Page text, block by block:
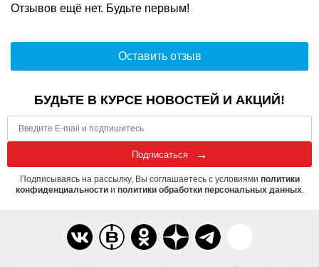
Отзывов ещё нет. Будьте первым!
Оставить отзыв
БУДЬТЕ В КУРСЕ НОВОСТЕЙ И АКЦИЙ!
Подписаться
Подписываясь на рассылку, Вы соглашаетесь с условиями политики
конфиденциальностии политики обработки персональных данных.